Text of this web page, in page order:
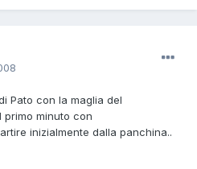
Pato con la maglia del
primo minuto con
inizialmente dalla panchina..